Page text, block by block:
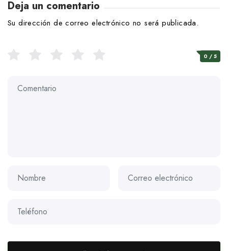
Deja un comentario
Su dirección de correo electrónico no será publicada.
0 / 5